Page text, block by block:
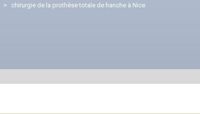
> chirurgie de la prothèse totale de hanche à Nice